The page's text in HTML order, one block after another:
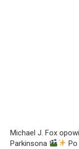
Michael J. Fox
Parkinsona